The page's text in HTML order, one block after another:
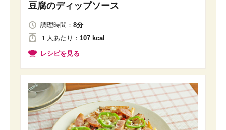
豆腐のディップソース
調理時間： 8分
１人 あたり ： 107 kcal
レシピを見る